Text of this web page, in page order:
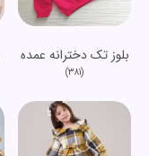
بلوز تک دخترانه عمده
(381)